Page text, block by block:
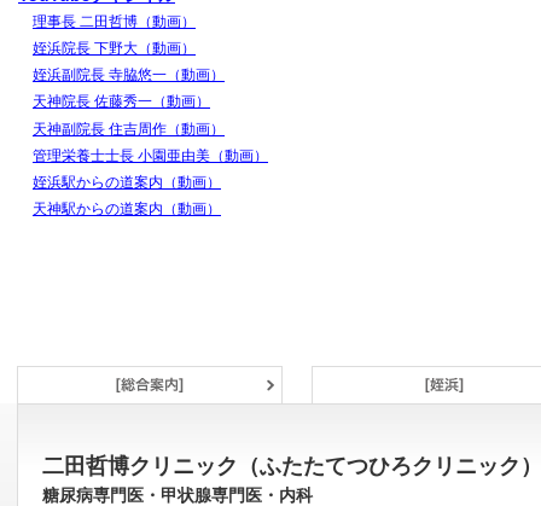
理事長 二田哲博（動画）
姪浜院長 下野大（動画）
姪浜副院長 寺脇悠一（動画）
天神院長 佐藤秀一（動画）
天神副院長 住吉周作（動画）
管理栄養士士長 小園亜由美（動画）
姪浜駅からの道案内（動画）
天神駅からの道案内（動画）
二田哲博クリニック（ふたたてつひろクリニック）
糖尿病専門医・甲状腺専門医・内科